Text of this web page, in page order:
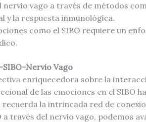
vago a través de métodos
y la respuesta inmunológica.
como el SIBO requiere un
Nervio Vago
enriquecedora sobre la
de las emociones en el SIBO
la intrincada red de
través del nervio vago, podemos